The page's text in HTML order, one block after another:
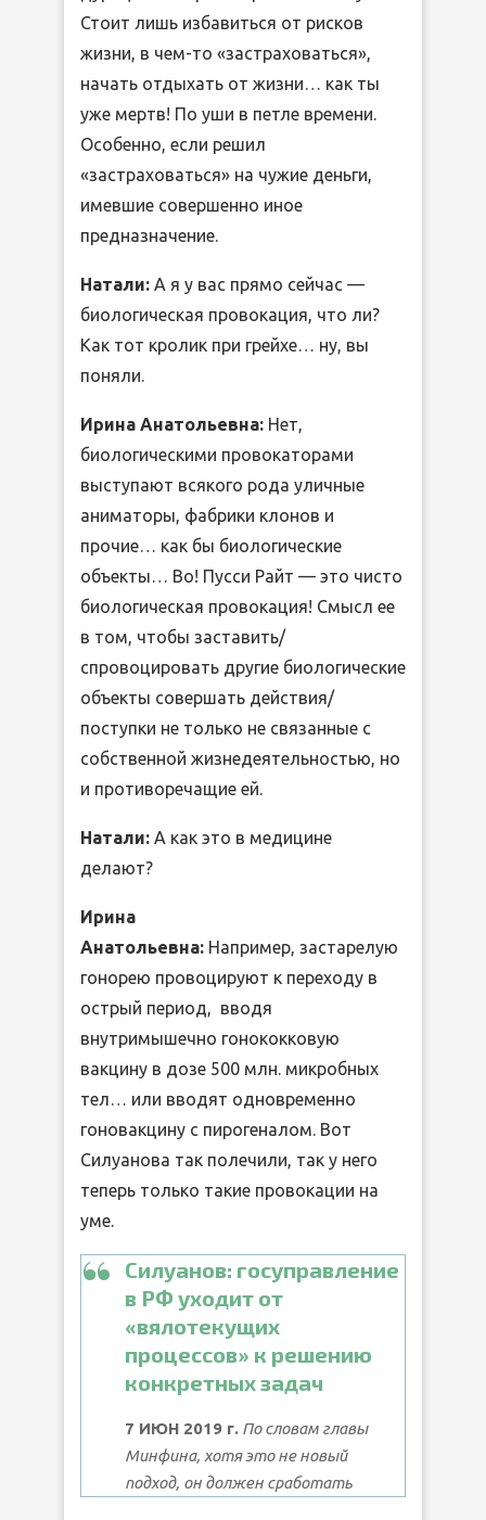
Стоит лишь избавиться от рисков
жизни, в чем-то «застраховаться»,
начать отдыхать от жизни… как ты
уже мертв! По уши в петле времени.
Особенно, если решил
«застраховаться» на чужие деньги,
имевшие совершенно иное
предназначение.
Натали: А я у вас прямо сейчас —
биологическая провокация, что ли?
Как тот кролик при грейхе… ну, вы
поняли.
Ирина Анатольевна: Нет,
биологическими провокаторами
выступают всякого рода уличные
аниматоры, фабрики клонов и
прочие… как бы биологические
объекты… Во! Пусси Райт — это чисто
биологическая провокация! Смысл ее
в том, чтобы заставить/
спровоцировать другие биологические
объекты совершать действия/
поступки не только не связанные с
собственной жизнедеятельностью, но
и противоречащие ей.
Натали: А как это в медицине
делают?
Ирина
Анатольевна: Например, застарелую
гонорею провоцируют к переходу в
острый период, вводя
внутримышечно гонококковую
вакцину в дозе 500 млн. микробных
тел… или вводят одновременно
гоновакцину с пирогеналом. Вот
Силуанова так полечили, так у него
теперь только такие провокации на
уме.
Силуанов: госуправление
в РФ уходит от
«вялотекущих
процессов» к решению
конкретных задач
7 ИЮН 2019 г. По словам главы
Минфина, хотя это не новый
подход, он должен сработать